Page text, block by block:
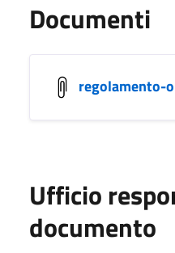
Documenti
regolamento-
Ufficio
documento